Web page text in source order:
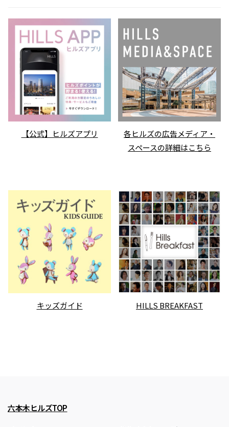
【公式】ヒルズアプリ
各ヒルズの広告メディア・
スペースの詳細はこちら
キッズガイド HILLS BREAKFAST
六本木ヒルズTOP